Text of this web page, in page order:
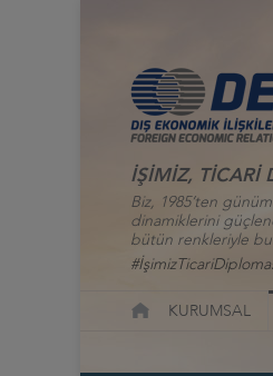
İŞİMİZ, TİCARİ
Biz, 1985’ten
dinamiklerini
bütün renkleriyle
KURUMSAL